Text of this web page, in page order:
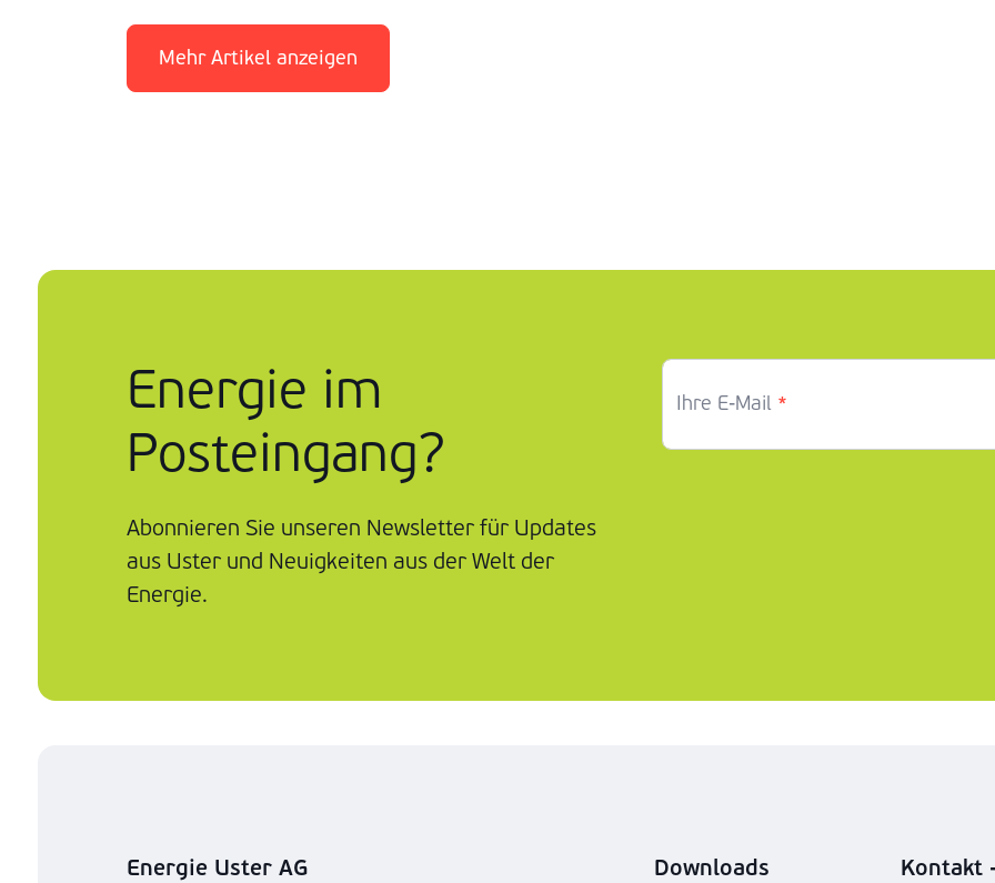
Mehr Artikel anzeigen
Energie im
Posteingang?
Abonnieren Sie unseren Newsletter für Updates
aus Uster und Neuigkeiten aus der Welt der
Energie.
Ihre E-Mail *
Energie Uster AG Downloads Kontakt